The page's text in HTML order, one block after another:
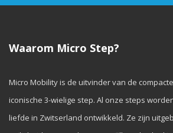
Waarom Micro Step?
Micro Mobility is de uitvinder van de
iconische 3-wielige step. Al onze steps
liefde in Zwitserland ontwikkeld. Ze zijn